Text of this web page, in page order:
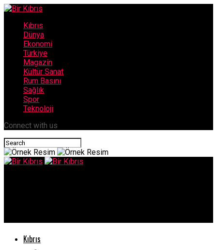
Kıbrıs
Dünya
Ekonomi
Türkiye
Magazin
Kültür Sanat
Rum Basını
Sağlık
Spor
Teknoloji
Connect with us
Kıbrıs